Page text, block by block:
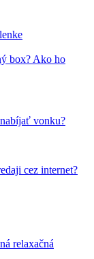
box? Ako ho
vonku?
cez internet?
relaxačná